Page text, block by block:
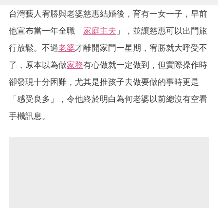
台灣藝人宥勝與老婆慈惠結婚後，育有一女一子，早前
他宣布當一年全職「家庭主夫 」，並讓慈惠可以出門旅
行放鬆。不過老婆才離開家門一星期，宥勝就大呼受不
了，原本以為做家務有心做就一定做到，但實際操作時
卻發現十分困難，尤其是推孩子去做要做的事時更是
「感受良多」，令他終於明白為何老婆以前總沒有空看
手機訊息。